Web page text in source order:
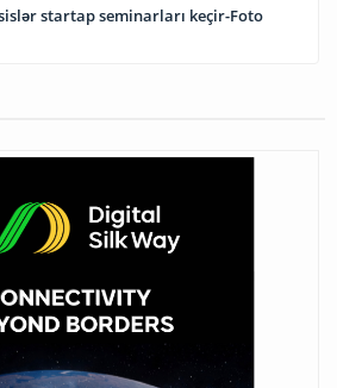
startap seminarları keçir-Foto